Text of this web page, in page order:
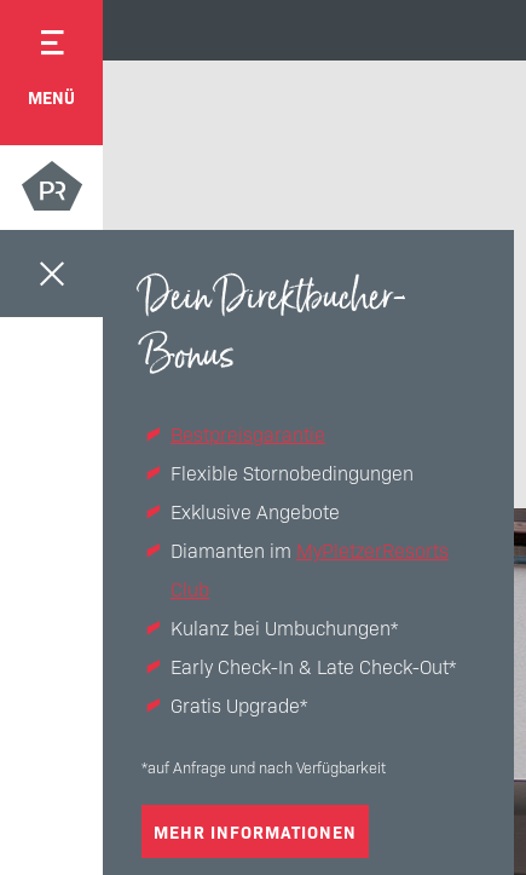
MENÜ
Dein Direktbucher-
Bonus
Bestpreisgarantie
Flexible Stornobedingungen
Exklusive Angebote
Diamanten im MyPletzerResorts
Club
Kulanz bei Umbuchungen*
Early Check-In & Late Check-Out*
Gratis Upgrade*
*auf Anfrage und nach Verfügbarkeit
MEHR INFORMATIONEN